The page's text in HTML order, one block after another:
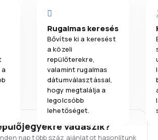
Rugalmas keresés
Bővítse ki a keresést
a közeli
repülőterekre,
valamint rugalmas
dátumválasztással,
hogy megtalálja a
legolcsóbb
lehetőséget.
vadászik?
nap több száz ajánlatot hasonlítunk